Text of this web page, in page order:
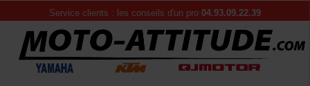
Service clients : les conseils d'un pro 04.93.09.22.39